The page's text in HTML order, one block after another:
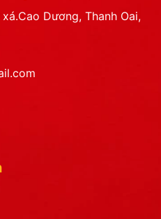
Dương, Thanh Oai,